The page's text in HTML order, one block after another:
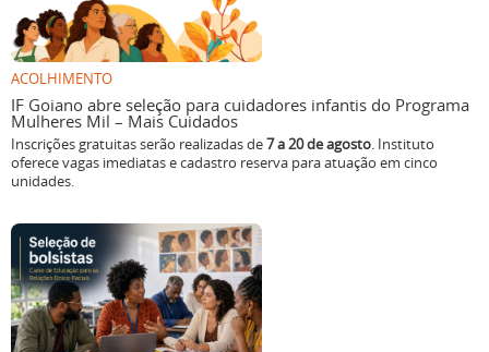
ACOLHIMENTO
IF Goiano abre seleção para cuidadores infantis do Programa
Mulheres Mil – Mais Cuidados
Inscrições gratuitas serão realizadas de7 a 20 de agosto. Instituto
oferece vagas imediatas e cadastro reserva para atuação em cinco
unidades.